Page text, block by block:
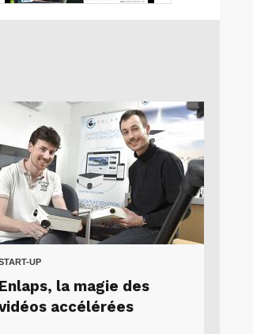
UP
Enlaps, la magie des
accélérées